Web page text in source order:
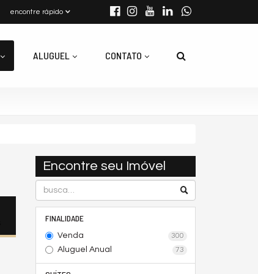
encontre rápido
ALUGUEL CONTATO
Encontre seu Imóvel
FINALIDADE
Venda 300
Aluguel Anual 73